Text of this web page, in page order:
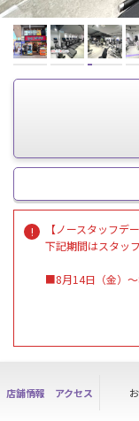
【ノースタッフデ
下記期間はスタッ
■8月14日（金）
8月17日（月）
※上記期間ハイス
※ノースタッフ期
※メンバー様は通
店舗情報 アクセス